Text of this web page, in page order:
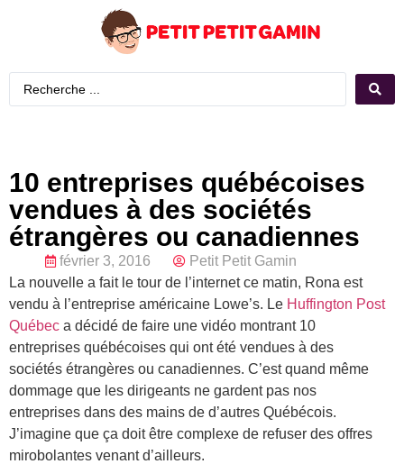
10 entreprises québécoises
vendues à des sociétés
étrangères ou canadiennes
février 3, 2016
Petit Petit Gamin
La nouvelle a fait le tour de l’internet ce matin, Rona est
vendu à l’entreprise américaine Lowe’s. Le Huffington Post
Québec a décidé de faire une vidéo montrant 10
entreprises québécoises qui ont été vendues à des
sociétés étrangères ou canadiennes. C’est quand même
dommage que les dirigeants ne gardent pas nos
entreprises dans des mains de d’autres Québécois.
J’imagine que ça doit être complexe de refuser des offres
mirobolantes venant d’ailleurs.